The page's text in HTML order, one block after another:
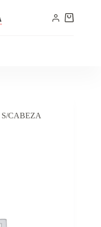
CABEZA